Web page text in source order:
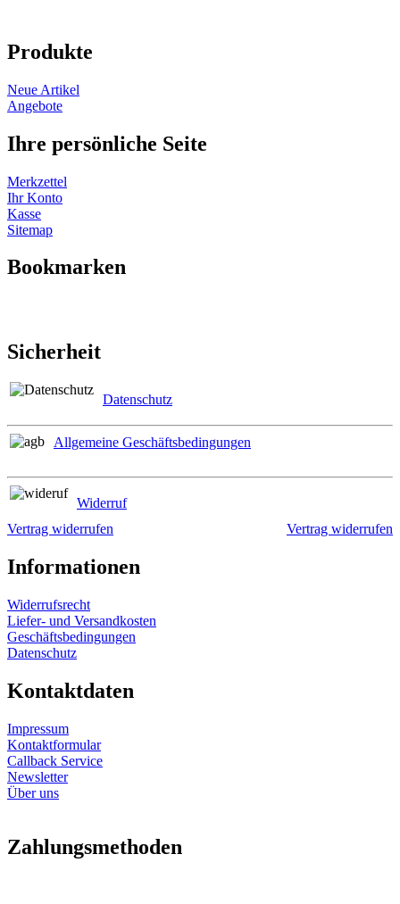
Produkte
Neue Artikel
Angebote
Ihre persönliche Seite
Merkzettel
Ihr Konto
Kasse
Sitemap
Bookmarken
Sicherheit
Datenschutz
Allgemeine Geschäftsbedingungen
Widerruf
Vertrag widerrufen
Vertrag widerrufen
Informationen
Widerrufsrecht
Liefer- und Versandkosten
Geschäftsbedingungen
Datenschutz
Kontaktdaten
Impressum
Kontaktformular
Callback Service
Newsletter
Über uns
Zahlungsmethoden